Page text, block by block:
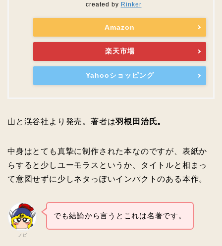
created by Rinker
Amazon
楽天市場
Yahooショッピング
山と渓谷社より発売。著者は羽根田治氏。
中身はとても真摯に制作された本なのですが、表紙か
らすると少しユーモラスというか、タイトルと相まっ
て意図せずに少しネタっぽいインパクトのある本作。
ノビ
でも結論から言うとこれは名著です。